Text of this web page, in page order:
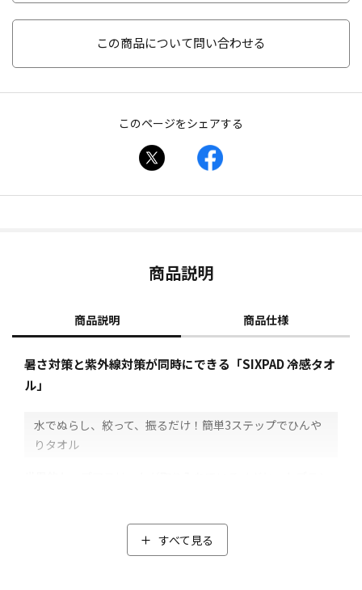
この商品について問い合わせる
このページをシェアする
商品説明
商品説明 商品仕様
暑さ対策と紫外線対策が同時にできる「SIXPAD 冷感タオ
ル」
水でぬらし、絞って、振るだけ！簡単3ステップでひんや
りタオル
タオルとしてだけでなく、首元で留められるスナップボタン
付きなのでフーディーとして、頭から首までひんやりと包み
すべて見る